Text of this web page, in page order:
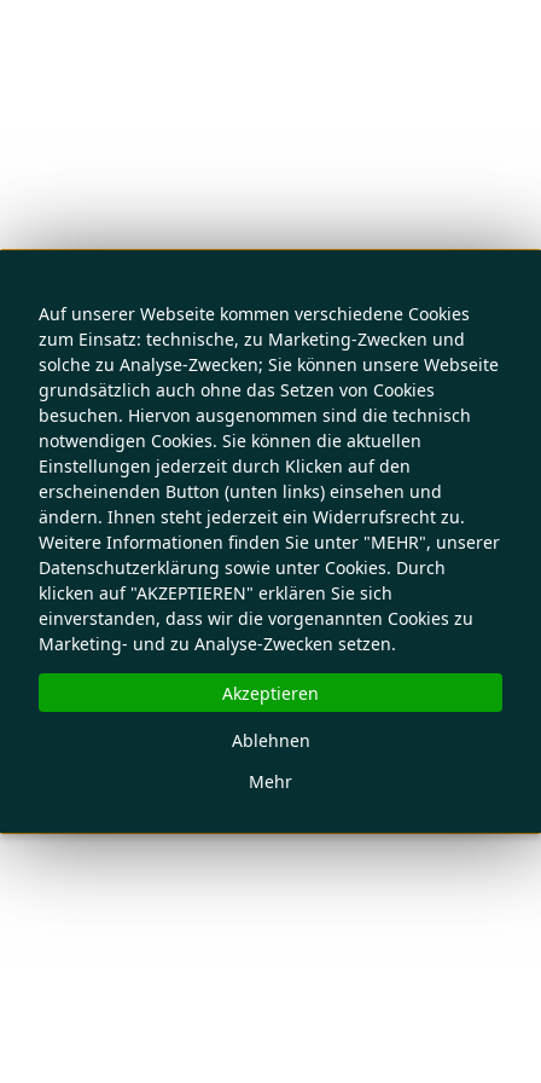
Auf unserer Webseite kommen verschiedene Cookies
zum Einsatz: technische, zu Marketing-Zwecken und
solche zu Analyse-Zwecken; Sie können unsere Webseite
grundsätzlich auch ohne das Setzen von Cookies
besuchen. Hiervon ausgenommen sind die technisch
notwendigen Cookies. Sie können die aktuellen
Einstellungen jederzeit durch Klicken auf den
erscheinenden Button (unten links) einsehen und
ändern. Ihnen steht jederzeit ein Widerrufsrecht zu.
Weitere Informationen finden Sie unter "MEHR", unserer
Datenschutzerklärung sowie unter Cookies. Durch
klicken auf "AKZEPTIEREN" erklären Sie sich
einverstanden, dass wir die vorgenannten Cookies zu
Marketing- und zu Analyse-Zwecken setzen.
Mehr
Ablehnen
Akzeptieren